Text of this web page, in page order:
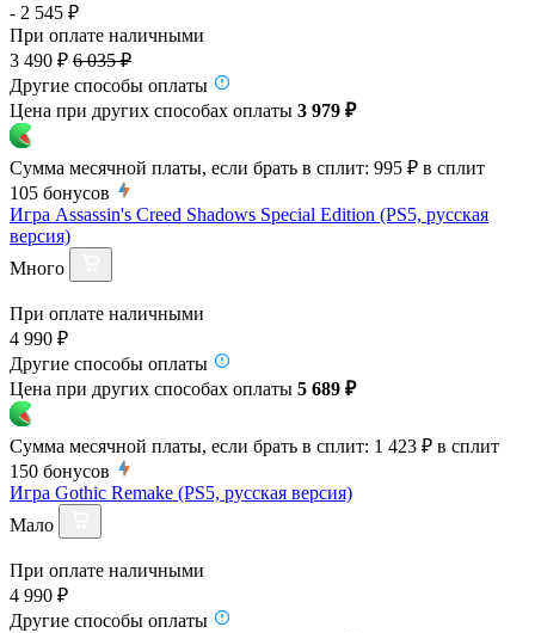
- 2 545 ₽
При оплате наличными
3 490 ₽ 6 035 ₽
Другие способы оплаты
Цена при других способах оплаты 3 979 ₽
Сумма месячной платы, если брать в сплит: 995 ₽ в сплит
105 бонусов
Игра Assassin's Creed Shadows Special Edition (PS5, русская
версия)
Много
При оплате наличными
4 990 ₽
Другие способы оплаты
Цена при других способах оплаты 5 689 ₽
Сумма месячной платы, если брать в сплит: 1 423 ₽ в сплит
150 бонусов
Игра Gothic Remake (PS5, русская версия)
Мало
При оплате наличными
4 990 ₽
Другие способы оплаты